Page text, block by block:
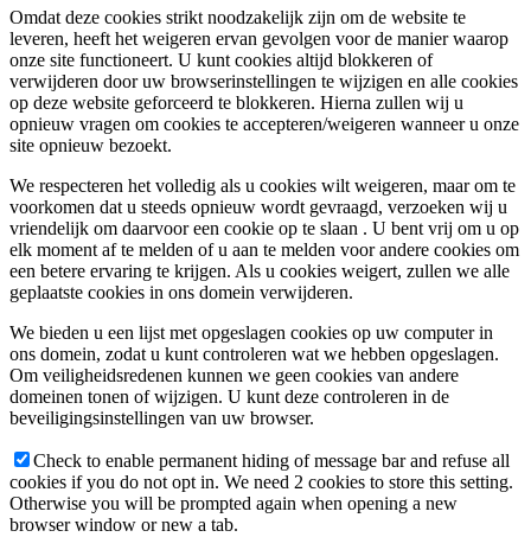
Omdat deze cookies strikt noodzakelijk zijn om de website te
leveren, heeft het weigeren ervan gevolgen voor de manier waarop
onze site functioneert. U kunt cookies altijd blokkeren of
verwijderen door uw browserinstellingen te wijzigen en alle cookies
op deze website geforceerd te blokkeren. Hierna zullen wij u
opnieuw vragen om cookies te accepteren/weigeren wanneer u onze
site opnieuw bezoekt.
We respecteren het volledig als u cookies wilt weigeren, maar om te
voorkomen dat u steeds opnieuw wordt gevraagd, verzoeken wij u
vriendelijk om daarvoor een cookie op te slaan . U bent vrij om u op
elk moment af te melden of u aan te melden voor andere cookies om
een ​​betere ervaring te krijgen. Als u cookies weigert, zullen we alle
geplaatste cookies in ons domein verwijderen.
We bieden u een lijst met opgeslagen cookies op uw computer in
ons domein, zodat u kunt controleren wat we hebben opgeslagen.
Om veiligheidsredenen kunnen we geen cookies van andere
domeinen tonen of wijzigen. U kunt deze controleren in de
beveiligingsinstellingen van uw browser.
Check to enable permanent hiding of message bar and refuse all
cookies if you do not opt in. We need 2 cookies to store this setting.
Otherwise you will be prompted again when opening a new
browser window or new a tab.